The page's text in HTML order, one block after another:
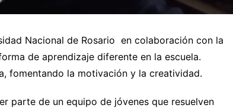
Nacional de Rosario en colaboración con la
de aprendizaje diferente en la escuela.
fomentando la motivación y la creatividad.
parte de un equipo de jóvenes que resuelven